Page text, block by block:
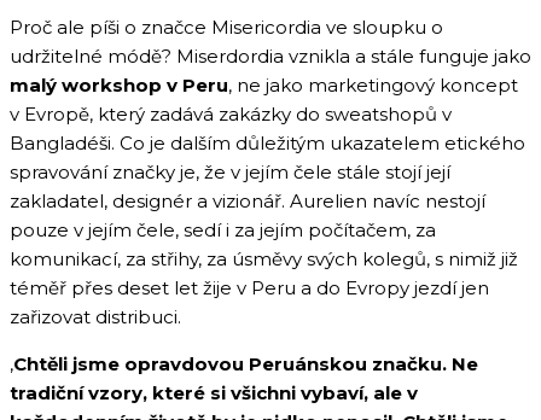
Proč ale píši o značce Misericordia ve sloupku o
udržitelné módě? Miserdordia vznikla a stále funguje jako
malý workshop v Peru, ne jako marketingový koncept
v Evropě, který zadává zakázky do sweatshopů v
Bangladéši. Co je dalším důležitým ukazatelem etického
spravování značky je, že v jejím čele stále stojí její
zakladatel, designér a vizionář. Aurelien navíc nestojí
pouze v jejím čele, sedí i za jejím počítačem, za
komunikací, za střihy, za úsměvy svých kolegů, s nimiž již
téměř přes deset let žije v Peru a do Evropy jezdí jen
zařizovat distribuci.
‚Chtěli jsme opravdovou Peruánskou značku. Ne
tradiční vzory, které si všichni vybaví, ale v